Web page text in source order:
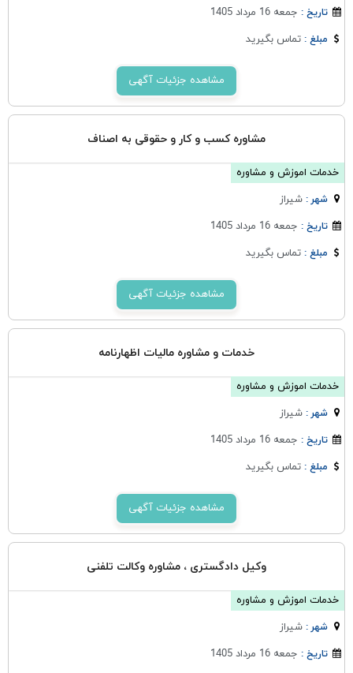
تاریخ : جمعه 16 مرداد 1405
مبلغ :تماس بگیرید
مشاهده جزئیات آگهی
مشاوره کسب و کار و حقوقی به اصناف
خدمات اموزش و مشاوره
شهر :شيراز
تاریخ : جمعه 16 مرداد 1405
مبلغ :تماس بگیرید
مشاهده جزئیات آگهی
خدمات و مشاوره مالیات اظهارنامه
خدمات اموزش و مشاوره
شهر :شيراز
تاریخ : جمعه 16 مرداد 1405
مبلغ :تماس بگیرید
مشاهده جزئیات آگهی
وکیل دادگستری ، مشاوره وکالت تلفنی
خدمات اموزش و مشاوره
شهر :شيراز
تاریخ : جمعه 16 مرداد 1405